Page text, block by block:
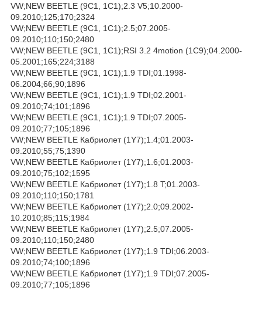
VW;NEW BEETLE (9C1, 1C1);2.3 V5;10.2000-
09.2010;125;170;2324
VW;NEW BEETLE (9C1, 1C1);2.5;07.2005-
09.2010;110;150;2480
VW;NEW BEETLE (9C1, 1C1);RSI 3.2 4motion (1C9);04.2000-
05.2001;165;224;3188
VW;NEW BEETLE (9C1, 1C1);1.9 TDI;01.1998-
06.2004;66;90;1896
VW;NEW BEETLE (9C1, 1C1);1.9 TDI;02.2001-
09.2010;74;101;1896
VW;NEW BEETLE (9C1, 1C1);1.9 TDI;07.2005-
09.2010;77;105;1896
VW;NEW BEETLE Кабриолет (1Y7);1.4;01.2003-
09.2010;55;75;1390
VW;NEW BEETLE Кабриолет (1Y7);1.6;01.2003-
09.2010;75;102;1595
VW;NEW BEETLE Кабриолет (1Y7);1.8 T;01.2003-
09.2010;110;150;1781
VW;NEW BEETLE Кабриолет (1Y7);2.0;09.2002-
10.2010;85;115;1984
VW;NEW BEETLE Кабриолет (1Y7);2.5;07.2005-
09.2010;110;150;2480
VW;NEW BEETLE Кабриолет (1Y7);1.9 TDI;06.2003-
09.2010;74;100;1896
VW;NEW BEETLE Кабриолет (1Y7);1.9 TDI;07.2005-
09.2010;77;105;1896